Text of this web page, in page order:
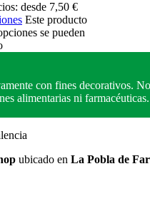
desde 7,50 €
Este producto
se pueden
con fines decorativos.
alimentarias ni
ubicado en La Pobla de